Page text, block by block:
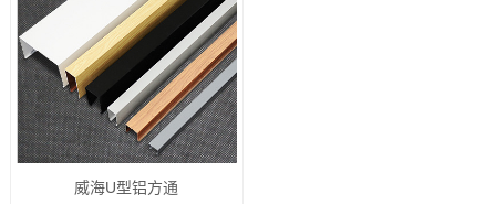
威海U型铝方通